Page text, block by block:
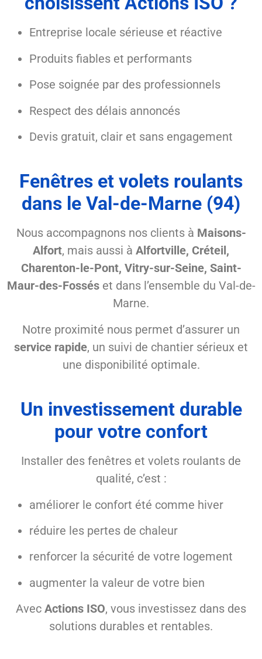
Entreprise locale sérieuse et réactive
Produits fiables et performants
Pose soignée par des professionnels
Respect des délais annoncés
Devis gratuit, clair et sans engagement
Fenêtres et volets roulants
dans le Val-de-Marne (94)
Nous accompagnons nos clients à Maisons-
Alfort, mais aussi à Alfortville, Créteil,
Charenton-le-Pont, Vitry-sur-Seine, Saint-
Maur-des-Fosséset dans l’ensemble du Val-de-
Marne.
Notre proximité nous permet d’assurer un
service rapide, un suivi de chantier sérieux et
une disponibilité optimale.
Un investissement durable
pour votre confort
Installer des fenêtres et volets roulants de
qualité, c’est :
améliorer le confort été comme hiver
réduire les pertes de chaleur
renforcer la sécurité de votre logement
augmenter la valeur de votre bien
Avec Actions ISO, vous investissez dans des
solutions durables et rentables.